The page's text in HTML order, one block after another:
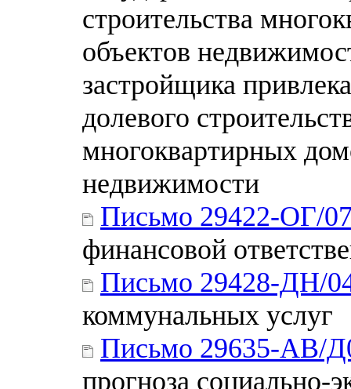
строительства
объектов
застройщика
долевого
многоквартирных
недвижимости
Письмо 29422-ОГ/
финансовой
Письмо 29428-ДН/
коммунальных услуг
Письмо 29635-АВ/
прогноза социально-